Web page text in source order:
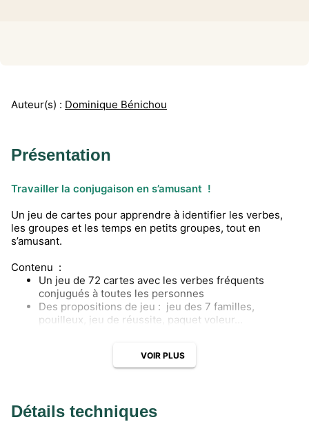
Auteur(s) : Dominique Bénichou
Présentation
Travailler la conjugaison en s’amusant !
Un jeu de cartes pour apprendre à identifier les verbes,
les groupes et les temps en petits groupes, tout en
s’amusant.
Contenu :
Un jeu de 72 cartes avec les verbes fréquents
conjugués à toutes les personnes
Des propositions de jeu : jeu des 7 familles,
pouilleux, jeu de réussite, paquet voleur…
VOIR PLUS
Détails techniques